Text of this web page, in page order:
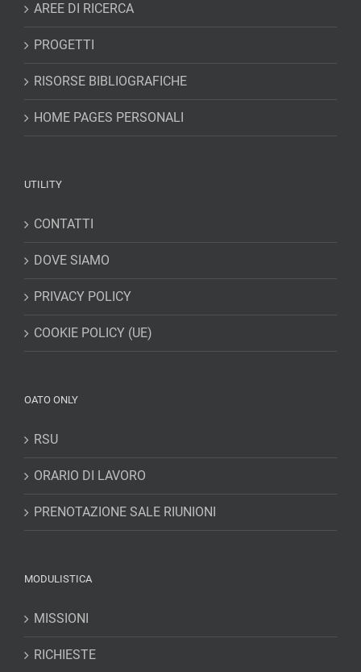
AREE DI RICERCA
PROGETTI
RISORSE BIBLIOGRAFICHE
HOME PAGES PERSONALI
UTILITY
CONTATTI
DOVE SIAMO
PRIVACY POLICY
COOKIE POLICY (UE)
OATO ONLY
RSU
ORARIO DI LAVORO
PRENOTAZIONE SALE RIUNIONI
MODULISTICA
MISSIONI
RICHIESTE